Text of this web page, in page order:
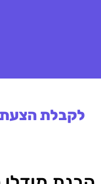
לקבלת הצעת